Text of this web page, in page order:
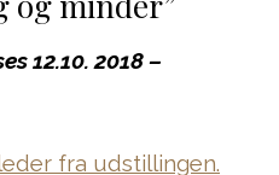
12.10. 2018 –
fra udstillingen.